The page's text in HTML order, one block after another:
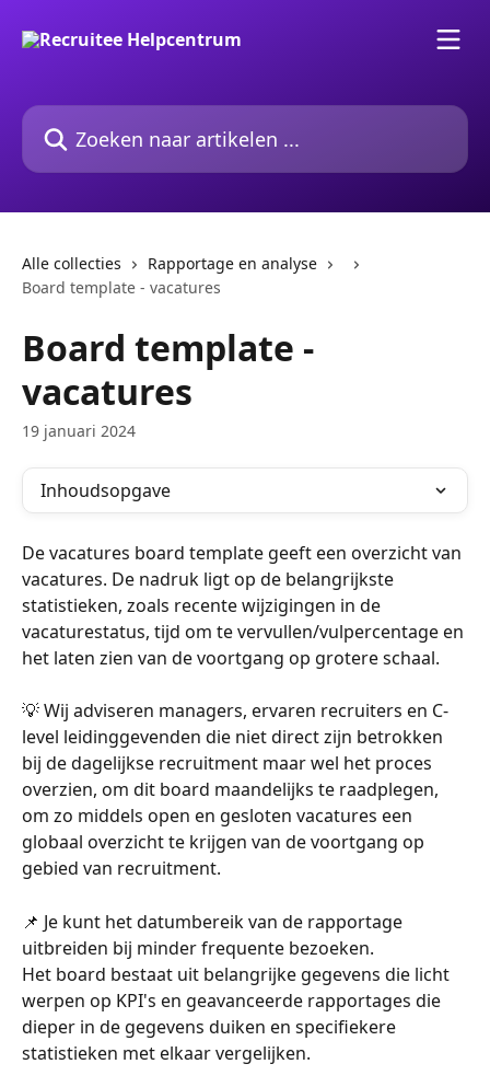
Zoeken naar artikelen ...
Alle collecties
Rapportage en analyse
Board template - vacatures
Board template -
vacatures
19 januari 2024
Inhoudsopgave
De vacatures board template geeft een overzicht van
vacatures. De nadruk ligt op de belangrijkste
statistieken, zoals recente wijzigingen in de
vacaturestatus, tijd om te vervullen/vulpercentage en
het laten zien van de voortgang op grotere schaal.
💡 Wij adviseren managers, ervaren recruiters en C-
level leidinggevenden die niet direct zijn betrokken
bij de dagelijkse recruitment maar wel het proces
overzien, om dit board maandelijks te raadplegen,
om zo middels open en gesloten vacatures een
globaal overzicht te krijgen van de voortgang op
gebied van recruitment.
📌 Je kunt het datumbereik van de rapportage
uitbreiden bij minder frequente bezoeken.
Het board bestaat uit belangrijke gegevens die licht
werpen op KPI's en geavanceerde rapportages die
dieper in de gegevens duiken en specifiekere
statistieken met elkaar vergelijken.